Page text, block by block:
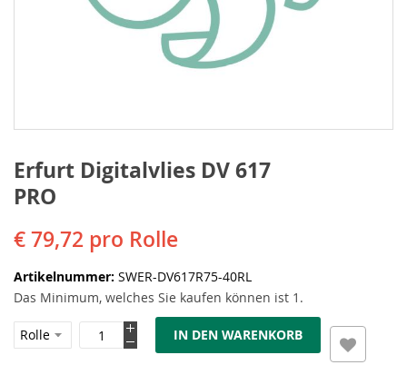
Erfurt Digitalvlies DV 617
PRO
€ 79,72 pro Rolle
Artikelnummer SWER-DV617R75-40RL
Das Minimum, welches Sie kaufen können ist 1.
IN DEN WARENKORB